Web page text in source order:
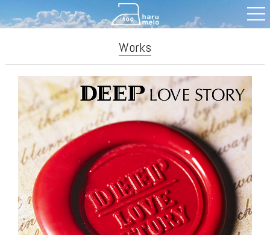
Works